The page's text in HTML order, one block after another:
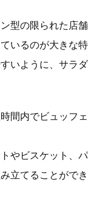
型の限られた店
いるのが大きな特
いように、サラ
間内でビュッフ
やビスケット、
立てることができ